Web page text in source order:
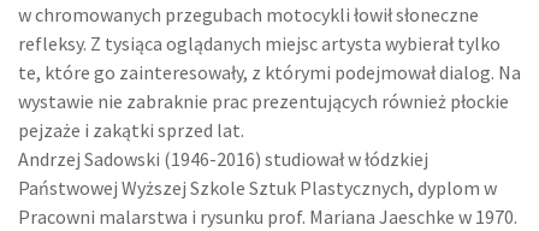
w chromowanych przegubach motocykli łowił słoneczne
refleksy. Z tysiąca oglądanych miejsc artysta wybierał tylko
te, które go zainteresowały, z którymi podejmował dialog. Na
wystawie nie zabraknie prac prezentujących również płockie
pejzaże i zakątki sprzed lat.
Andrzej Sadowski (1946-2016) studiował w łódzkiej
Państwowej Wyższej Szkole Sztuk Plastycznych, dyplom w
Pracowni malarstwa i rysunku prof. Mariana Jaeschke w 1970.